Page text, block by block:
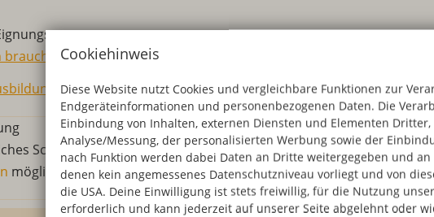
Cookiehinweis
Diese Website nutzt Cookies und vergleichbare Funktionen zur
Endgeräteinformationen und personenbezogenen Daten. Die
Einbindung von Inhalten, externen Diensten und Elementen
Analyse/Messung, der personalisierten Werbung sowie der
nach Funktion werden dabei Daten an Dritte weitergegeben und
denen kein angemessenes Datenschutzniveau vorliegt und von
die USA. Deine Einwilligung ist stets freiwillig, für die Nutzung
erforderlich und kann jederzeit auf unserer Seite abgelehnt oder
Du für Deine Anmeldung.
ist auch ohne deutschen Schulabschluss möglich.
Schulgeld.Fördermöglichkeitenwie BAföG, Bildungskredit,
möglich